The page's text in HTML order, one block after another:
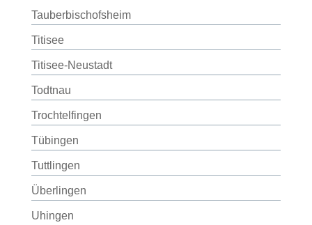
Tauberbischofsheim
Titisee
Titisee-Neustadt
Todtnau
Trochtelfingen
Tübingen
Tuttlingen
Überlingen
Uhingen